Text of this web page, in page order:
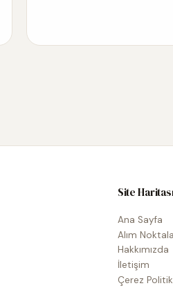
Site
Ana Sayfa
Alım
Hakkımızda
İletişim
Çerez